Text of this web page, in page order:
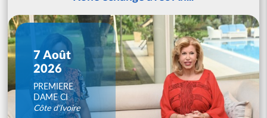
7 Août
2026
PREMIERE
DAME CI
Côte d'Ivoire